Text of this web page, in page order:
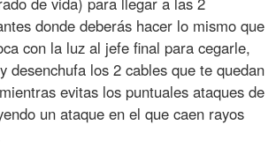
donde deberás hacer lo mismo que
con la luz al jefe final para cegarle,
desenchufa los 2 cables que te quedan
evitas los puntuales ataques de
un ataque en el que caen rayos